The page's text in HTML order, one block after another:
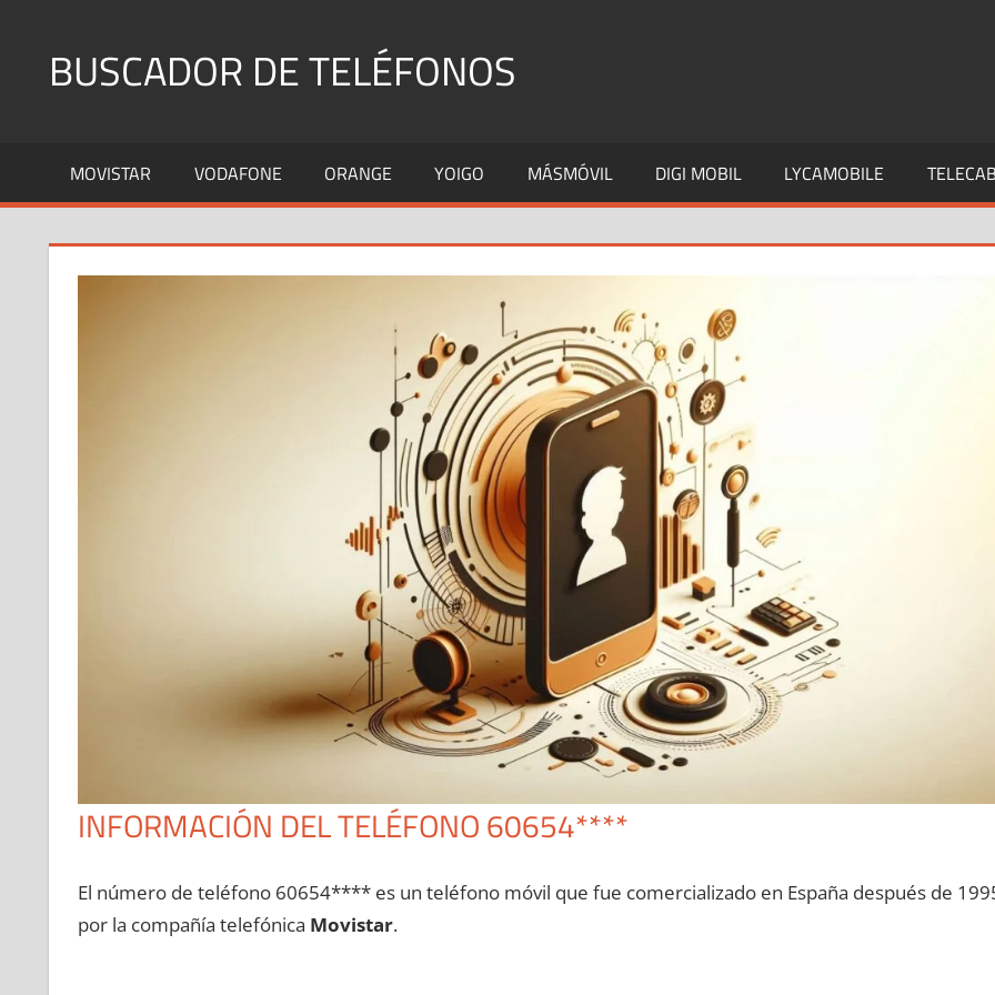
contenidoBUSCADOR DE TELÉFONOS
Fijos
y
MOVISTAR VODAFONE ORANGE YOIGO MÁSMÓVIL DIGI MOBIL LYCAMOBILE
INFORMACIÓN DEL TELÉFONO 60654****
El número dе teléfono 60654**** es un teléfono móvil quе fue comercializado en España después dе
pοr la compañía telefónica Movistar.